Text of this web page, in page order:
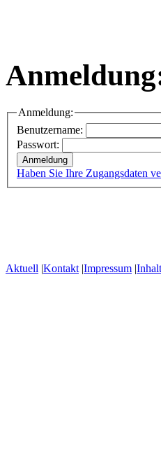
Anmeldung:
Benutzername:
Passwort:
Haben Sie Ihre Zugangsdaten
Aktuell |Kontakt |Impressum |Inhalt